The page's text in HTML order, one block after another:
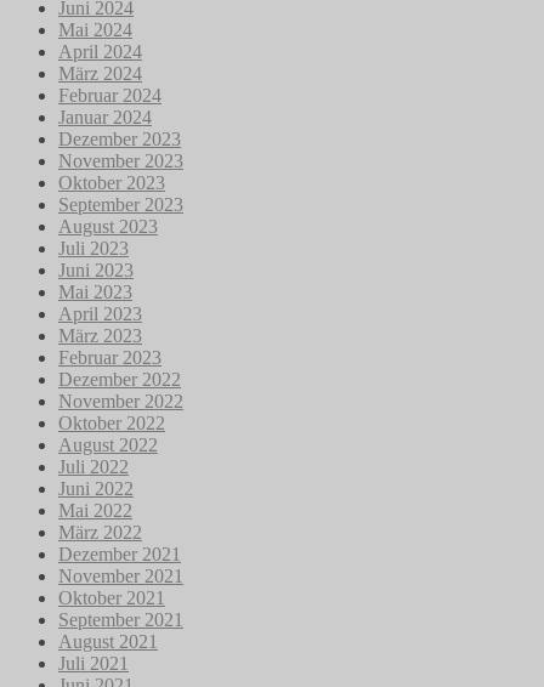
Juni 2024
Mai 2024
April 2024
März 2024
Februar 2024
Januar 2024
Dezember 2023
November 2023
Oktober 2023
September 2023
August 2023
Juli 2023
Juni 2023
Mai 2023
April 2023
März 2023
Februar 2023
Dezember 2022
November 2022
Oktober 2022
August 2022
Juli 2022
Juni 2022
Mai 2022
März 2022
Dezember 2021
November 2021
Oktober 2021
September 2021
August 2021
Juli 2021